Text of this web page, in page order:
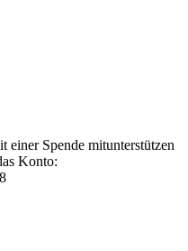
einer Spende mitunterstützen
Konto: